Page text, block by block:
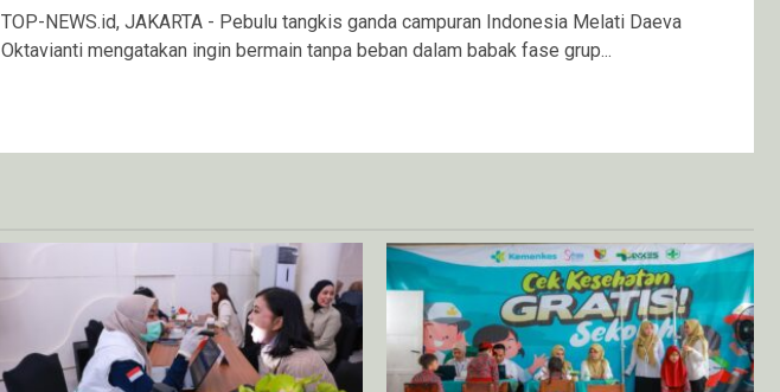
TOP-NEWS.id, JAKARTA - Pebulu tangkis ganda campuran Indonesia Melati Daeva
Oktavianti mengatakan ingin bermain tanpa beban dalam babak fase grup...